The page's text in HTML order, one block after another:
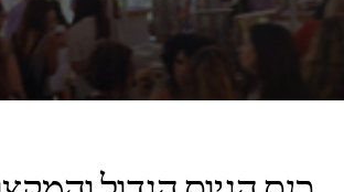
כפר המכביה | 11.9.2017